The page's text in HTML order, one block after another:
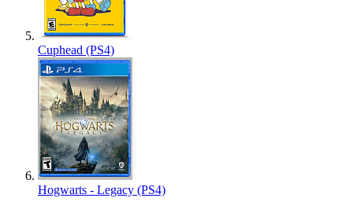
Cuphead (PS4)
Hogwarts - Legacy (PS4)